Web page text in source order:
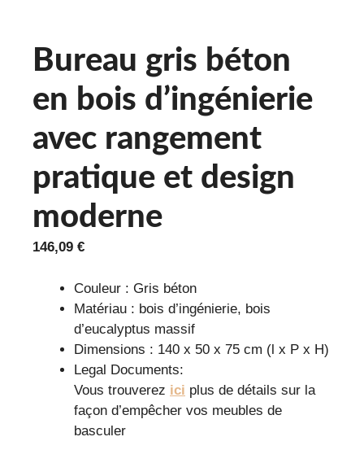
Bureau gris béton
en bois d’ingénierie
avec rangement
pratique et design
moderne
146,09 €
Couleur : Gris béton
Matériau : bois d’ingénierie, bois
d’eucalyptus massif
Dimensions : 140 x 50 x 75 cm (l x P x H)
Legal Documents:
Vous trouverez ici plus de détails sur la
façon d’empêcher vos meubles de
basculer